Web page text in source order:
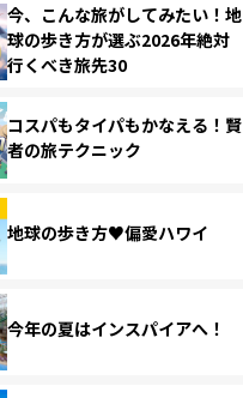
今、こんな旅がしてみたい！地
球の歩き方が選ぶ2026年絶対
行くべき旅先30
コスパもタイパもかなえる！賢
者の旅テクニック
地球の歩き方♥偏愛ハワイ
今年の夏はインスパイアへ！